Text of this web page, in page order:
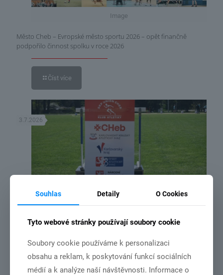
Image
Město Cheb – Evropské město sportu 2026 – opět finančně
podpořilo činnost spolku v roce 2026
Číst více
3.7.2026
NSA vydala rozhodnutí o poskytnutí dotace ze státního rozpočtu
Souhlas Detaily O Cookies
Tyto webové stránky používají soubory cookie
Soubory cookie používáme k personalizaci
obsahu a reklam, k poskytování funkcí sociálních
médií a k analýze naší návštěvnosti. Informace o